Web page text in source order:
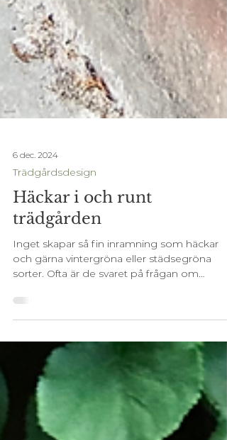
6 dec. 2024
Trädgårdsdesign
Häckar i och runt
trädgården
Inget skapar så fin inramning som häckar
sorter. Ofta är de svaret på frågan om
trädgårdens...